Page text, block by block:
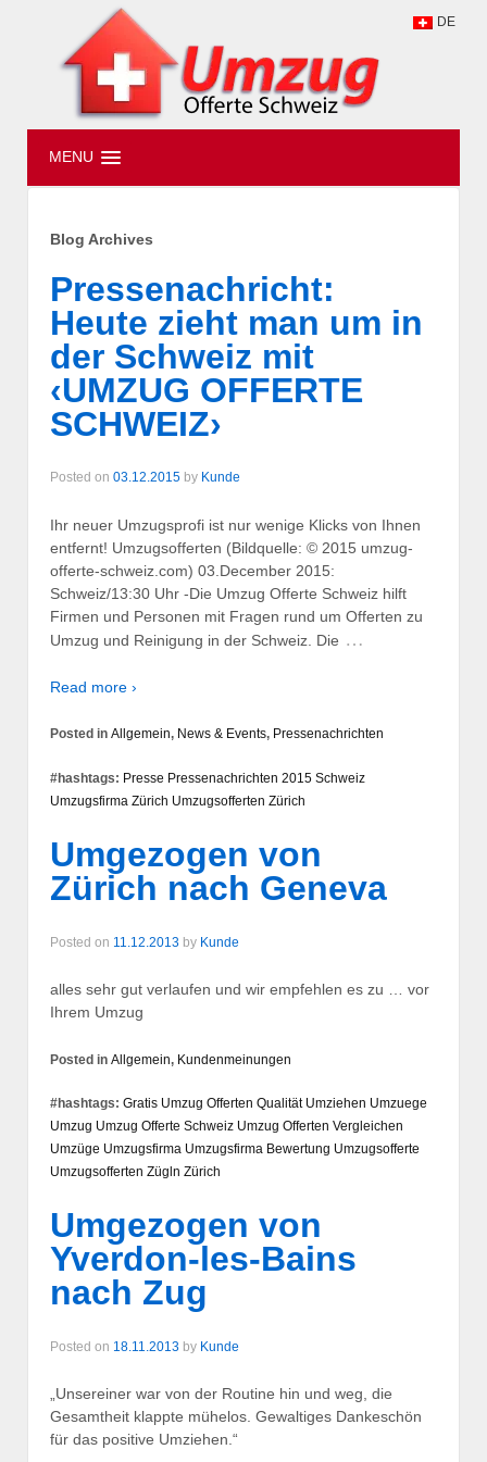
DE
MENU
Blog Archives
Pressenachricht:
Heute zieht man um in
der Schweiz mit
‹UMZUG OFFERTE
SCHWEIZ›
Posted on 03.12.2015 by Kunde
Ihr neuer Umzugsprofi ist nur wenige Klicks von Ihnen
entfernt! Umzugsofferten (Bildquelle: © 2015 umzug-
offerte-schweiz.com) 03.December 2015:
Schweiz/13:30 Uhr -Die Umzug Offerte Schweiz hilft
Firmen und Personen mit Fragen rund um Offerten zu
Umzug und Reinigung in der Schweiz. Die …
Read more ›
Posted in Allgemein, News & Events, Pressenachrichten
#hashtags: Presse Pressenachrichten 2015 Schweiz
Umzugsfirma Zürich Umzugsofferten Zürich
Umgezogen von
Zürich nach Geneva
Posted on 11.12.2013 by Kunde
alles sehr gut verlaufen und wir empfehlen es zu … vor
Ihrem Umzug
Posted in Allgemein, Kundenmeinungen
#hashtags: Gratis Umzug Offerten Qualität Umziehen Umzuege
Umzug Umzug Offerte Schweiz Umzug Offerten Vergleichen
Umzüge Umzugsfirma Umzugsfirma Bewertung Umzugsofferte
Umzugsofferten Zügln Zürich
Umgezogen von
Yverdon-les-Bains
nach Zug
Posted on 18.11.2013 by Kunde
„Unsereiner war von der Routine hin und weg, die
Gesamtheit klappte mühelos. Gewaltiges Dankeschön
für das positive Umziehen.“